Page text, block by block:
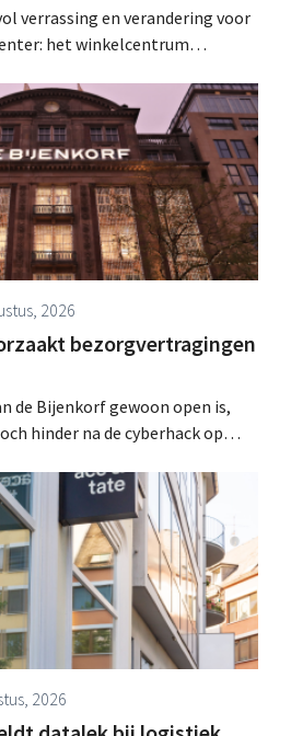
verrassing en verandering voor
het winkelcentrum
een oude bekende, twee
een Belgische lifestyleretailer.
2026
bezorgvertragingen
de Bijenkorf gewoon open is,
hinder na de cyberhack op
pas vanaf 4 september.
2026